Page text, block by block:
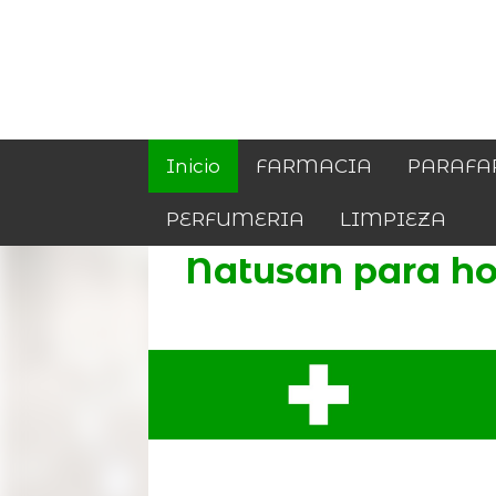
Inicio FARMACIA
PERFUMERIA LIMPIEZA
Natusan para